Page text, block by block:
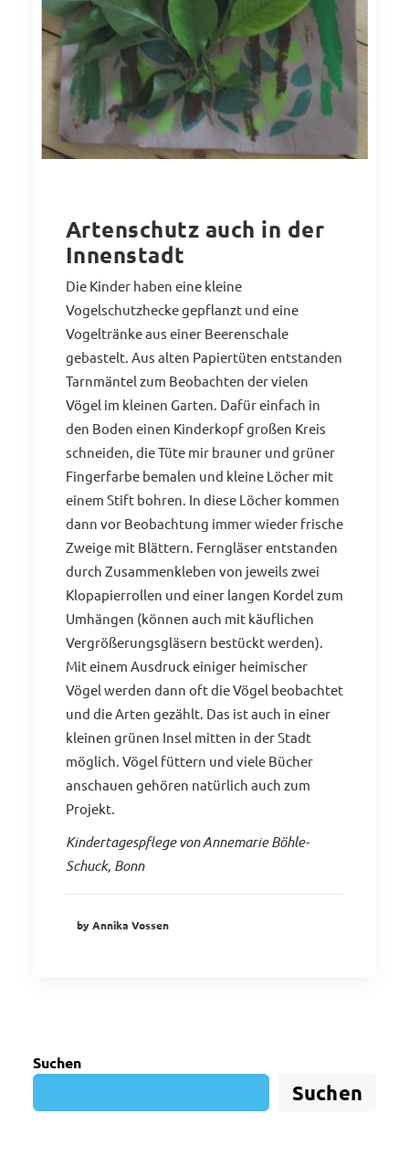
Artenschutz auch in der
Innenstadt
Die Kinder haben eine kleine
Vogelschutzhecke gepflanzt und eine
Vogeltränke aus einer Beerenschale
gebastelt. Aus alten Papiertüten entstanden
Tarnmäntel zum Beobachten der vielen
Vögel im kleinen Garten. Dafür einfach in
den Boden einen Kinderkopf großen Kreis
schneiden, die Tüte mir brauner und grüner
Fingerfarbe bemalen und kleine Löcher mit
einem Stift bohren. In diese Löcher kommen
dann vor Beobachtung immer wieder frische
Zweige mit Blättern. Ferngläser entstanden
durch Zusammenkleben von jeweils zwei
Klopapierrollen und einer langen Kordel zum
Umhängen (können auch mit käuflichen
Vergrößerungsgläsern bestückt werden).
Mit einem Ausdruck einiger heimischer
Vögel werden dann oft die Vögel beobachtet
und die Arten gezählt. Das ist auch in einer
kleinen grünen Insel mitten in der Stadt
möglich. Vögel füttern und viele Bücher
anschauen gehören natürlich auch zum
Projekt.
Kindertagespflege von Annemarie Böhle-
Schuck, Bonn
by Annika Vossen
Suchen
Suchen